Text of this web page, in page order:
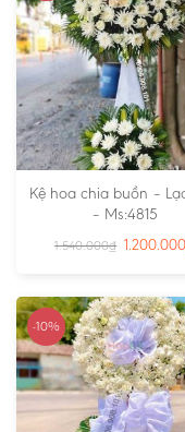
Kệ hoa chia buồn –
– Ms:4815
1.540.000₫ 1.200.000
-10%